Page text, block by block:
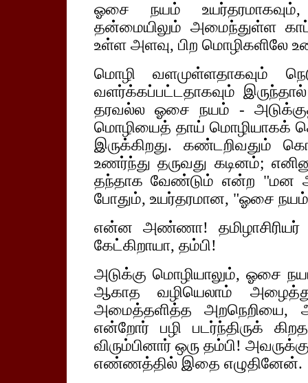
ஓசை நயம் உயர்தரமாகவும்,
தன்மையிலும் அமைந்துள்ள
உள்ள அளவு, பிற மொழிகளிலே
மொழி வளமுள்ளதாகவும்
வளர்க்கப்பட்டதாகவும்
தரவல்ல ஓசை நயம் -
மொழியைத் தாய் மொழியாகக்
இருக்கிறது. கண்டறிவதும்
உணர்ந்து தருவது கடினம்;
தந்தாக வேண்டும் என்ற "மன
போதும், உயர்தரமான, "ஓசை
என்ன அண்ணா! தமிழாசிரியர்
கேட்கிறாயா, தம்பி!
அடுக்கு மொழியாலும், ஓசை
ஆகாத வழியெலாம்
அமைத்தளித்த அறநெறியை,
என்றோர் பழி படர்ந்திருக்
விரும்பினார் ஒரு தம்பி!
எண்ணத்தில் இதை எழுதினேன்.